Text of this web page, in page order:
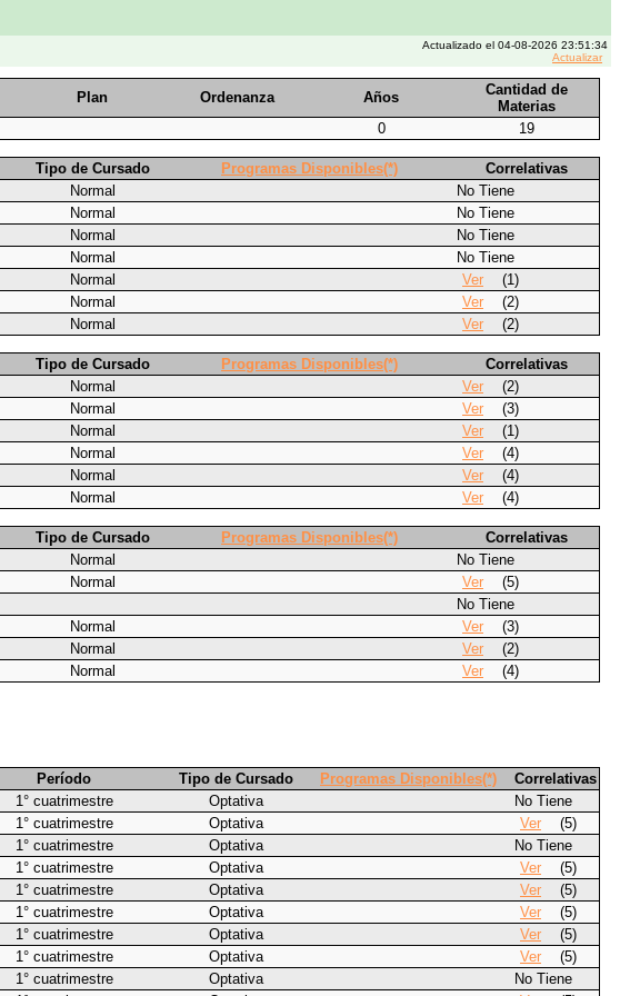
Actualizado el 04-08-2026 23:51:34
Actualizar
Plan Ordenanza Años
Cantidad de
Materias
0 19
Tipo de Cursado Programas Disponibles(*)
Correlativas
Normal
No Tiene
Normal
No Tiene
Normal
No Tiene
Normal
No Tiene
Normal Ver
(1)
Normal Ver
(2)
Normal Ver (2)
Tipo de Cursado Programas Disponibles(*)
Correlativas
Normal Ver
(2)
Normal Ver
(3)
Normal Ver
(1)
Normal Ver
(4)
Normal Ver
(4)
Normal Ver (4)
Tipo de Cursado Programas Disponibles(*)
Correlativas
Normal
No Tiene
Normal Ver
(5)
No Tiene
Normal Ver
(3)
Normal Ver
(2)
Normal Ver (4)
Período Tipo de Cursado Programas Disponibles(*)
Correlativas
1° cuatrimestre Optativa
No Tiene
1° cuatrimestre Optativa Ver
(5)
1° cuatrimestre Optativa
No Tiene
1° cuatrimestre Optativa Ver
(5)
1° cuatrimestre Optativa Ver
(5)
1° cuatrimestre Optativa Ver
(5)
1° cuatrimestre Optativa Ver
(5)
1° cuatrimestre Optativa Ver
(5)
1° cuatrimestre Optativa
No Tiene